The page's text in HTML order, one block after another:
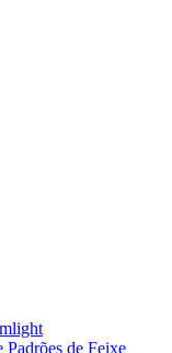
Padrões de Feixe